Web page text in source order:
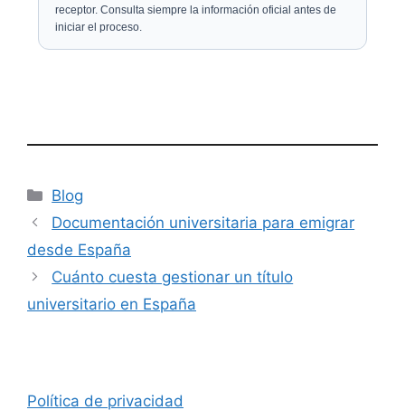
receptor. Consulta siempre la información oficial antes de
iniciar el proceso.
Categorías
Blog
Documentación universitaria para emigrar
desde España
Cuánto cuesta gestionar un título
universitario en España
Política de privacidad